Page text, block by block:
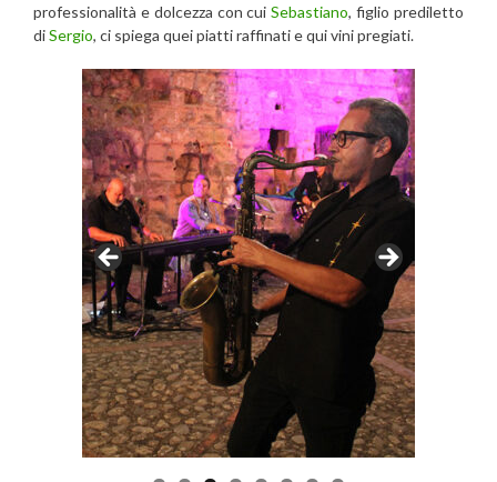
professionalità e dolcezza con cuiSebastiano, figlio prediletto
diSergio, ci spiega quei piatti raffinati e qui vini pregiati.